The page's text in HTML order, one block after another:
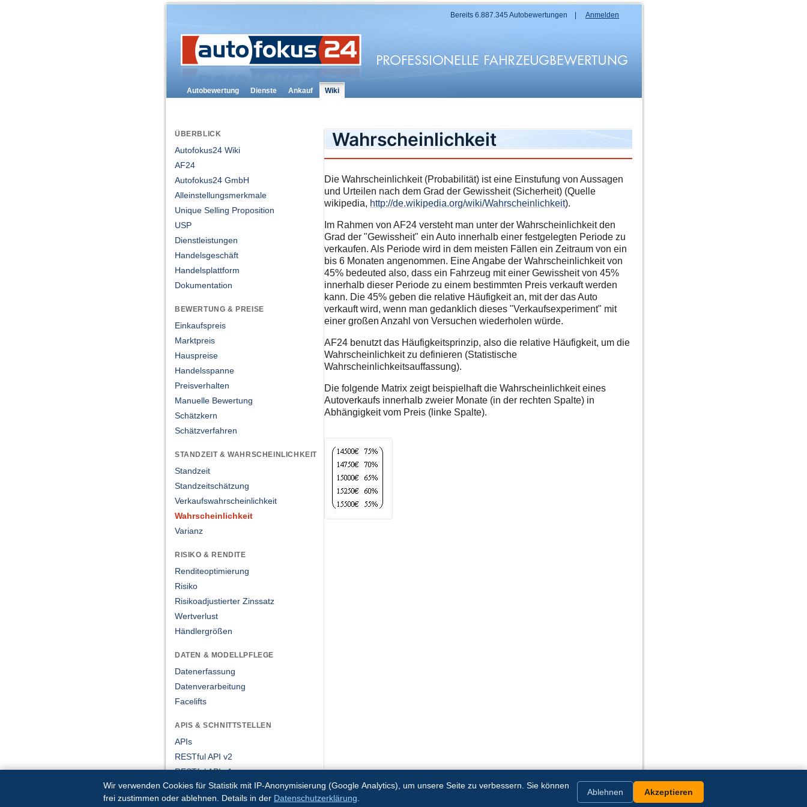
Bereits 6.887.345 Autobewertungen | Anmelden
Autobewertung Dienste Ankauf Wiki
ÜBERBLICK
Autofokus24 Wiki
AF24
Autofokus24 GmbH
Alleinstellungsmerkmale
Unique Selling Proposition
USP
Dienstleistungen
Handelsgeschäft
Handelsplattform
Dokumentation
BEWERTUNG & PREISE
Einkaufspreis
Marktpreis
Hauspreise
Handelsspanne
Preisverhalten
Manuelle Bewertung
Schätzkern
Schätzverfahren
STANDZEIT & WAHRSCHEINLICHKEIT
Standzeit
Standzeitschätzung
Verkaufswahrscheinlichkeit
Wahrscheinlichkeit
Varianz
RISIKO & RENDITE
Renditeoptimierung
Risiko
Risikoadjustierter Zinssatz
Wertverlust
Händlergrößen
DATEN & MODELLPFLEGE
Datenerfassung
Datenverarbeitung
Facelifts
APIS & SCHNITTSTELLEN
APIs
RESTful API v2
RESTful API v1
Tree-SOAP
Tree-SOAP – Doku
Wahrscheinlichkeit
Die Wahrscheinlichkeit (Probabilität) ist eine Einstufung von Aussagen
und Urteilen nach dem Grad der Gewissheit (Sicherheit) (Quelle
wikipedia, http://de.wikipedia.org/wiki/Wahrscheinlichkeit).
Im Rahmen von AF24 versteht man unter der Wahrscheinlichkeit den
Grad der "Gewissheit" ein Auto innerhalb einer festgelegten Periode zu
verkaufen. Als Periode wird in dem meisten Fällen ein Zeitraum von ein
bis 6 Monaten angenommen. Eine Angabe der Wahrscheinlichkeit von
45% bedeuted also, dass ein Fahrzeug mit einer Gewissheit von 45%
innerhalb dieser Periode zu einem bestimmten Preis verkauft werden
kann. Die 45% geben die relative Häufigkeit an, mit der das Auto
verkauft wird, wenn man gedanklich dieses "Verkaufsexperiment" mit
einer großen Anzahl von Versuchen wiederholen würde.
AF24 benutzt das Häufigkeitsprinzip, also die relative Häufigkeit, um die
Wahrscheinlichkeit zu definieren (Statistische
Wahrscheinlichkeitsauffassung).
Die folgende Matrix zeigt beispielhaft die Wahrscheinlichkeit eines
Autoverkaufs innerhalb zweier Monate (in der rechten Spalte) in
Abhängigkeit vom Preis (linke Spalte).
Wir verwenden Cookies für Statistik mit IP-Anonymisierung (Google Analytics), um unsere Seite zu verbessern. Sie können
frei zustimmen oder ablehnen. Details in der Datenschutzerklärung
Ablehnen Akzeptieren